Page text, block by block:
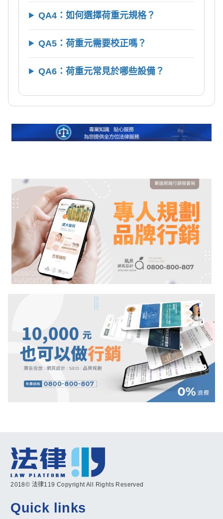
QA4：如何選擇荷重元規格？
QA5：荷重元需要校正嗎？
QA6：荷重元常見於哪些設備？
2018© 法律119 Copyright All Rights Reserved
Quick links